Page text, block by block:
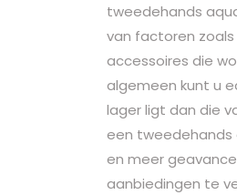
tweedehands
van factoren
accessoires die
algemeen kunt u
lager ligt dan die
een tweedehands
en meer
aanbiedingen te